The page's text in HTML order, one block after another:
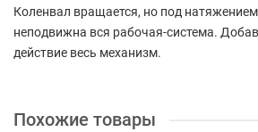
Коленвал вращается, но под натяжением
неподвижна вся рабочая-система.
действие весь механизм.
Похожие товары